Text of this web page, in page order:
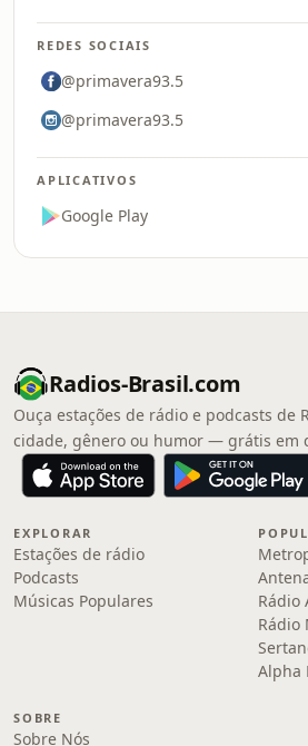
REDES SOCIAIS
@primavera93.5
@primavera93.5
APLICATIVOS
Google Play
Radios-Brasil.com
Ouça estações de rádio e podcasts de
cidade, gênero ou humor — grátis em
EXPLORAR
Estações de rádio
Podcasts
Músicas Populares
Rádio
Rádio
Alpha
SOBRE
Sobre Nós